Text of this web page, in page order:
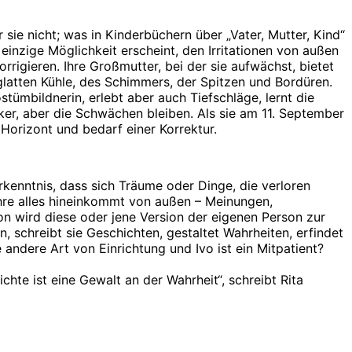
nicht; was in Kinderbüchern über „Vater, Mutter, Kind“
Möglichkeit erscheint, den Irritationen von außen
Ihre Großmutter, bei der sie aufwächst, bietet
Kühle, des Schimmers, der Spitzen und Bordüren.
erlebt aber auch Tiefschläge, lernt die
aber die Schwächen bleiben. Als sie am 11. September
und bedarf einer Korrektur.
dass sich Träume oder Dinge, die verloren
alles hineinkommt von außen – Meinungen,
wird diese oder jene Version der eigenen Person zur
schreibt sie Geschichten, gestaltet Wahrheiten, erfindet
Art von Einrichtung und Ivo ist ein Mitpatient?
ist eine Gewalt an der Wahrheit“, schreibt Rita